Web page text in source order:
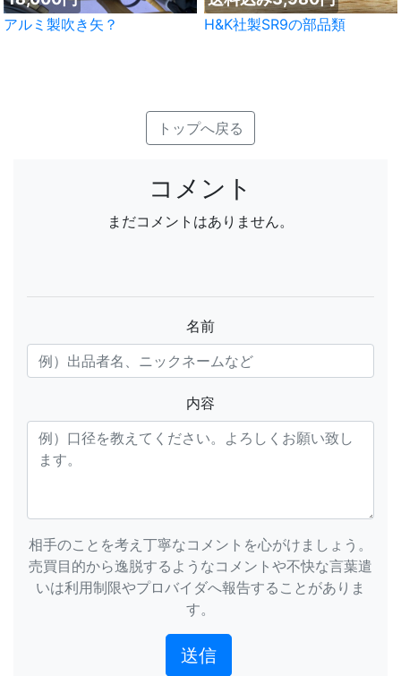
アルミ製吹き矢？ H&K社製SR9の部品類
トップへ戻る
コメント
まだコメントはありません。
名前
内容
相手のことを考え丁寧なコメントを心がけましょう。
売買目的から逸脱するようなコメントや不快な言葉遣
いは利用制限やプロバイダへ報告することがありま
す。